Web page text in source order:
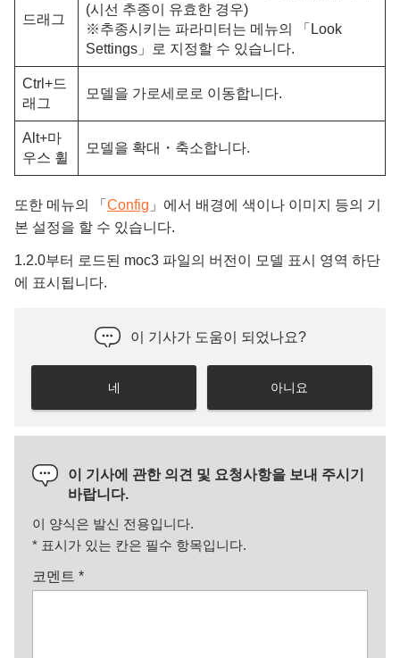
드래그
(시선 추종이 유효한 경우)
※추종시키는 파라미터는 메뉴의 「Look
Settings」로 지정할 수 있습니다.
Ctrl+드
래그
모델을 가로세로로 이동합니다.
Alt+마
우스 휠
모델을 확대・축소합니다.
또한 메뉴의 「 Config 」에서 배경에 색이나 이미지 등의 기
본 설정을 할 수 있습니다.
1.2.0부터 로드된 moc3 파일의 버전이 모델 표시 영역 하단
에 표시됩니다.
이 기사가 도움이 되었나요?
네 아니요
이 기사에 관한 의견 및 요청사항을 보내 주시기
바랍니다.
이 양식은 발신 전용입니다.
* 표시가 있는 칸은 필수 항목입니다.
코멘트 *